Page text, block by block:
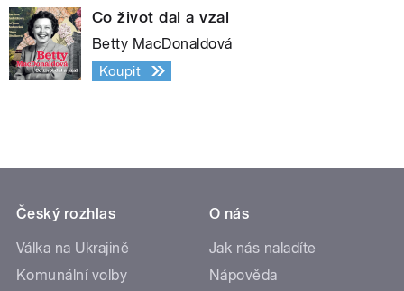
Co život dal a vzal
Betty MacDonaldová
Koupit
Český rozhlas
Válka na Ukrajině
Komunální volby
O nás
Jak nás naladíte
Nápověda